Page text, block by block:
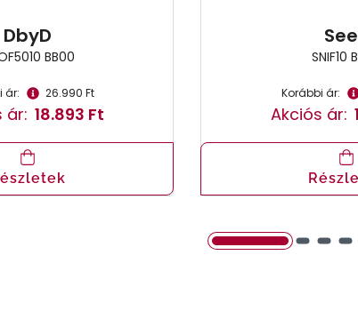
DbyD
BB00
ár: 26.990 Ft
ár: 18.893 Ft
SNIF10
Korábbi ár:
Akciós ár: